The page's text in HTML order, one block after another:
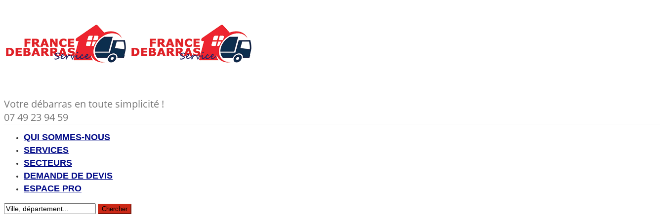
Votre débarras en toute simplicité !
07 49 23 94 59
QUI SOMMES-NOUS
SERVICES
SECTEURS
DEMANDE DE DEVIS
ESPACE PRO